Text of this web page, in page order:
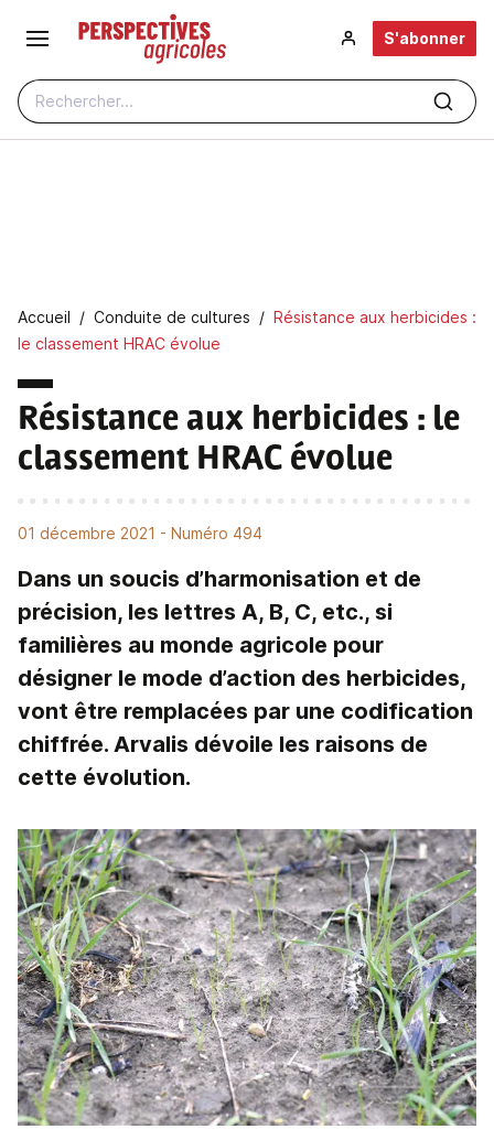
Aller au contenu principal
Rechercher...
S'abonner
Fil d'Ariane
Accueil Conduite de cultures
Résistance aux herbicides :
le classement HRAC évolue
Résistance aux herbicides : le
classement HRAC évolue
01 décembre 2021 - Numéro 494
Dans un soucis d’harmonisation et de
précision, les lettres A, B, C, etc., si
familières au monde agricole pour
désigner le mode d’action des herbicides,
vont être remplacées par une codification
chiffrée. Arvalis dévoile les raisons de
cette évolution.